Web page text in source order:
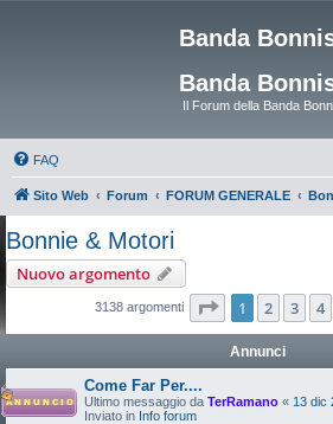
Banda
Banda
Il Forum della Banda
FAQ
Sito Web Forum FORUM GENERALE
Bonnie & Motori
Nuovo argomento
3138 argomenti Pagina di 63
1 2 3 4
Annunci
Come Far Per....
Ultimo messaggio da TerRamano « 13 dic
Inviato in Info forum